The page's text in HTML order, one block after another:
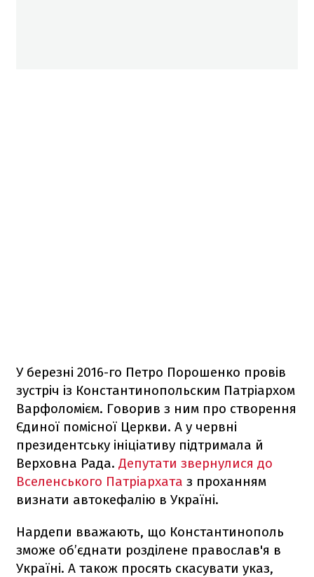
У березні 2016-го Петро Порошенко провів
зустріч із Константинопольским Патріархом
Варфоломієм. Говорив з ним про створення
Єдиної помісної Церкви. А у червні
президентську ініціативу підтримала й
Верховна Рада. Депутати звернулися до
Вселенського Патріархата з проханням
визнати автокефалію в Україні.
Нардепи вважають, що Константинополь
зможе об’єднати розділене православ'я в
Україні. А також просять скасувати указ,